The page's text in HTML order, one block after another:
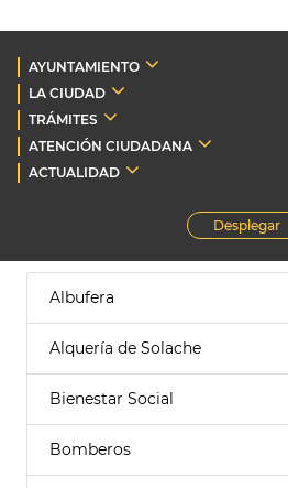
AYUNTAMIENTO
LA CIUDAD
TRÁMITES
ATENCIÓN CIUDADANA
ACTUALIDAD
Desplegar
Albufera
Alquería de Solache
Bienestar Social
Bomberos